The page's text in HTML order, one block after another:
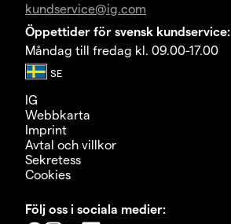
kundservice@ig.com
Öppettider för svensk kundservice:
Måndag till fredag kl. 09.00-17.00
IG
Webbkarta
Imprint
Avtal och villkor
Sekretess
Cookies
Följ oss i sociala medier: